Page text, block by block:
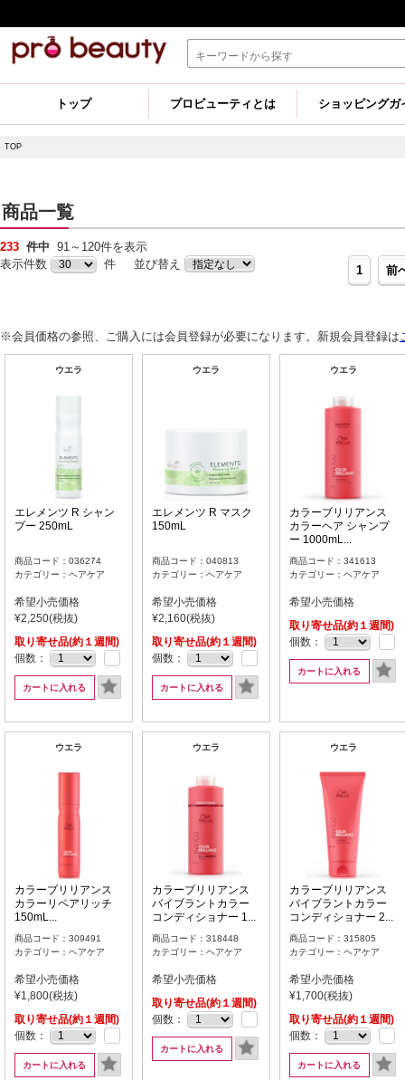
トップ プロビューティとは ショッピングガ
TOP
商品一覧
233 件中 91～120件を表示
1
前
表示件数 件 並び替え
※会員価格の参照、ご購入には会員登録が必要になります。新規会員登録は
ウエラ
エレメンツ R シャン
プー 250mL
商品コード：036274
カテゴリー：ヘアケア
希望小売価格
¥2,250(税抜)
取り寄せ品(約１週間)
個数：
カートに入れる
ウエラ
エレメンツ R マスク
150mL
商品コード：040813
カテゴリー：ヘアケア
希望小売価格
¥2,160(税抜)
取り寄せ品(約１週間)
個数：
カートに入れる
ウエラ
カラーブリリアンス
カラーヘア シャンプ
ー 1000mL...
商品コード：341613
カテゴリー：ヘアケア
希望小売価格
取り寄せ品(約１週間)
個数：
カートに入れる
ウエラ
カラーブリリアンス
カラーリペアリッチ
150mL...
商品コード：309491
カテゴリー：ヘアケア
希望小売価格
¥1,800(税抜)
取り寄せ品(約１週間)
個数：
カートに入れる
ウエラ
カラーブリリアンス
バイブラントカラー
コンディショナー 1...
商品コード：318448
カテゴリー：ヘアケア
希望小売価格
取り寄せ品(約１週間)
個数：
カートに入れる
ウエラ
カラーブリリアンス
バイブラントカラー
コンディショナー 2...
商品コード：315805
カテゴリー：ヘアケア
希望小売価格
¥1,700(税抜)
取り寄せ品(約１週間)
個数：
カートに入れる